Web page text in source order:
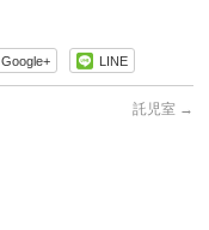
Google+ LINE
託児室 →